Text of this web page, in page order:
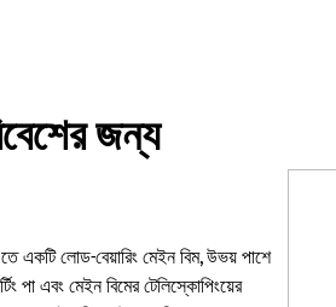
জন্য
একটি লোড-বেয়ারিং মেইন বিম, উভয় পাশে
পা এবং মেইন বিমের টেলিস্কোপিংয়ের